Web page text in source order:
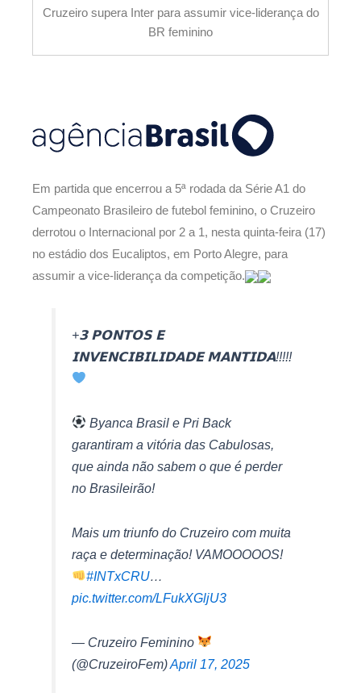
Cruzeiro supera Inter para assumir vice-liderança do
BR feminino
Em partida que encerrou a 5ª rodada da Série A1 do
Campeonato Brasileiro de futebol feminino, o Cruzeiro
derrotou o Internacional por 2 a 1, nesta quinta-feira (17)
no estádio dos Eucaliptos, em Porto Alegre, para
assumir a vice-liderança da competição.
+𝟯 𝗣𝗢𝗡𝗧𝗢𝗦 𝗘
𝗜𝗡𝗩𝗘𝗡𝗖𝗜𝗕𝗜𝗟𝗜𝗗𝗔𝗗𝗘 𝗠𝗔𝗡𝗧𝗜𝗗𝗔!!!!!
Byanca Brasil e Pri Back
garantiram a vitória das Cabulosas,
que ainda não sabem o que é perder
no Brasileirão!
Mais um triunfo do Cruzeiro com muita
raça e determinação! VAMOOOOOS!
#INTxCRU…
pic.twitter.com/LFukXGljU3
— Cruzeiro Feminino
(@CruzeiroFem)April 17, 2025